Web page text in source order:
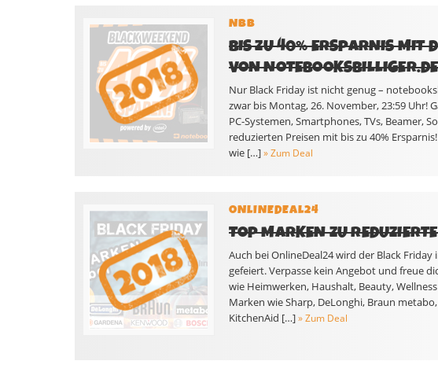
NBB
BIS ZU 40% ERSPARNIS MIT
VON NOTEBOOKSBILLIGER.DE
Nur Black Friday ist nicht genug –
zwar bis Montag, 26. November, 23:59 Uhr!
PC-Systemen, Smartphones, TVs, Beamer,
reduzierten Preisen mit bis zu 40%
wie […] » Zum Deal
ONLINEDEAL24
TOP MARKEN ZU
Auch bei OnlineDeal24 wird der Black
gefeiert. Verpasse kein Angebot und freue
wie Heimwerken, Haushalt, Beauty,
Marken wie Sharp, DeLonghi, Braun
KitchenAid […] » Zum Deal